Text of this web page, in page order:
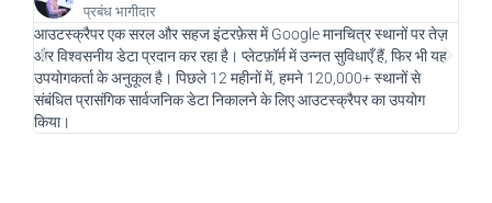
प्रबंध भागीदार
आउटस्क्रैपर एक सरल और सहज इंटरफ़ेस में Google मानचित्र स्थानों पर तेज़
और विश्वसनीय डेटा प्रदान कर रहा है। प्लेटफ़ॉर्म में उन्नत सुविधाएँ हैं, फिर भी यह
उपयोगकर्ता के अनुकूल है। पिछले 12 महीनों में, हमने 120,000+ स्थानों से
संबंधित प्रासंगिक सार्वजनिक डेटा निकालने के लिए आउटस्क्रैपर का उपयोग
किया।